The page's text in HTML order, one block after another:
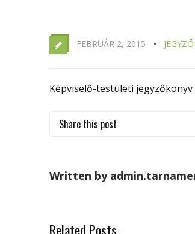
FEBRUÁR 2, 2015
Képviselő-testületi jegyzőkönyv
Share this post
Written by
Related Posts